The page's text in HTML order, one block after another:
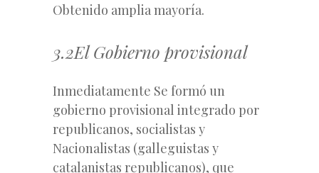
Obtenido amplia mayoría.
3.2El Gobierno provisional
Inmediatamente Se formó un
gobierno provisional integrado por
republicanos, socialistas y
Nacionalistas (galleguistas y
catalanistas republicanos), que